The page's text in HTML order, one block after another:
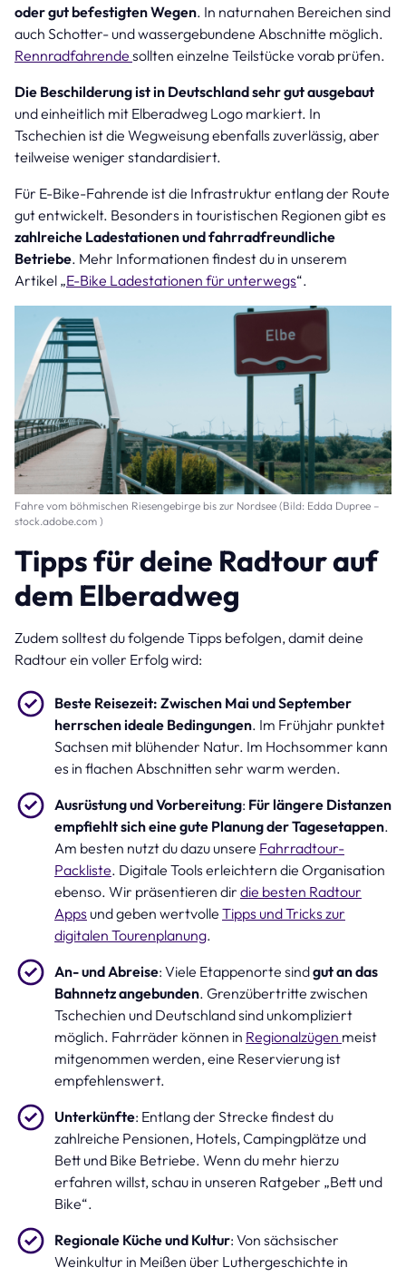
oder gut befestigten Wegen. In naturnahen Bereichen sind
auch Schotter- und wassergebundene Abschnitte möglich.
Rennradfahrende sollten einzelne Teilstücke vorab prüfen.
Die Beschilderung ist in Deutschland sehr gut ausgebaut
und einheitlich mit Elberadweg Logo markiert. In
Tschechien ist die Wegweisung ebenfalls zuverlässig, aber
teilweise weniger standardisiert.
Für E-Bike-Fahrende ist die Infrastruktur entlang der Route
gut entwickelt. Besonders in touristischen Regionen gibt es
zahlreiche Ladestationen und fahrradfreundliche
Betriebe. Mehr Informationen findest du in unserem
Artikel „E-Bike Ladestationen für unterwegs“.
Fahre vom böhmischen Riesengebirge bis zur Nordsee (Bild: Edda Dupree –
stock.adobe.com )
Tipps für deine Radtour auf
dem Elberadweg
Zudem solltest du folgende Tipps befolgen, damit deine
Radtour ein voller Erfolg wird:
Beste Reisezeit: Zwischen Mai und September
herrschen ideale Bedingungen. Im Frühjahr punktet
Sachsen mit blühender Natur. Im Hochsommer kann
es in flachen Abschnitten sehr warm werden.
Ausrüstung und Vorbereitung: Für längere Distanzen
empfiehlt sich eine gute Planung der Tagesetappen.
Am besten nutzt du dazu unsere Fahrradtour-
Packliste. Digitale Tools erleichtern die Organisation
ebenso. Wir präsentieren dir die besten Radtour
Apps und geben wertvolle Tipps und Tricks zur
digitalen Tourenplanung.
An- und Abreise: Viele Etappenorte sindgut an das
Bahnnetz angebunden. Grenzübertritte zwischen
Tschechien und Deutschland sind unkompliziert
möglich. Fahrräder können in Regionalzügen meist
mitgenommen werden, eine Reservierung ist
empfehlenswert.
Unterkünfte: Entlang der Strecke findest du
zahlreiche Pensionen, Hotels, Campingplätze und
Bett und Bike Betriebe. Wenn du mehr hierzu
erfahren willst, schau in unseren Ratgeber „Bett und
Bike“.
Regionale Küche und Kultur: Von sächsischer
Weinkultur in Meißen über Luthergeschichte in